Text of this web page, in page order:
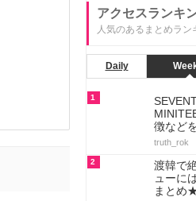
アクセスランキ
人気のあるまとめラン
Daily
1
徴など
truth_rok
2
渡韓で
ューに
まとめ